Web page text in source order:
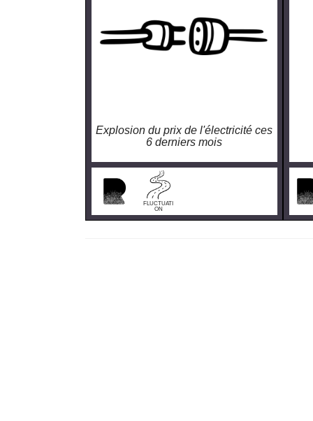
Explosion du prix de l'électricité ces
6 derniers mois
FLUCTUATI
ON